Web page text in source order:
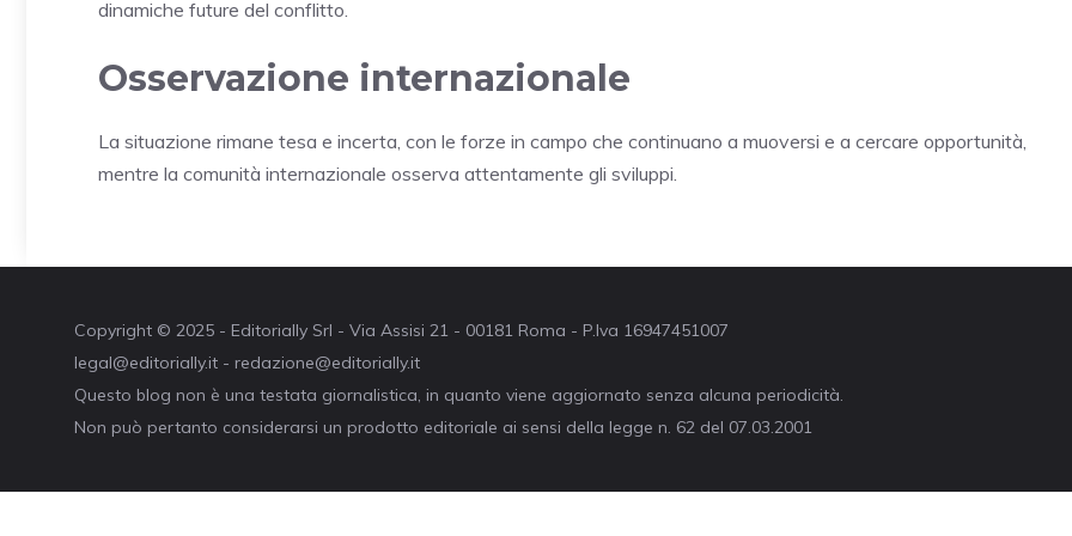
dinamiche future del conflitto.
Osservazione internazionale
La situazione rimane tesa e incerta, con le forze in campo che continuano a muoversi e a cercare opportunità,
mentre la comunità internazionale osserva attentamente gli sviluppi.
Copyright © 2025 - Editorially Srl - Via Assisi 21 - 00181 Roma - P.Iva 16947451007
legal@editorially.it - redazione@editorially.it
Questo blog non è una testata giornalistica, in quanto viene aggiornato senza alcuna periodicità.
Non può pertanto considerarsi un prodotto editoriale ai sensi della legge n. 62 del 07.03.2001